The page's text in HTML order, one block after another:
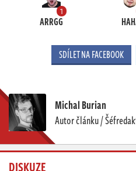
1
ARRGG
SDÍLET NA FACEBOOK
Michal Burian
Autor článku /
DISKUZE